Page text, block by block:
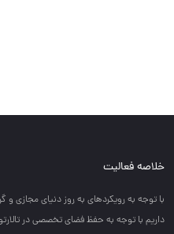
خلاصه فعالیت
با توجه به رويكردهاي به روز دنياي مجازي
داريم با توجه به حفظ فضاي تخصصي در